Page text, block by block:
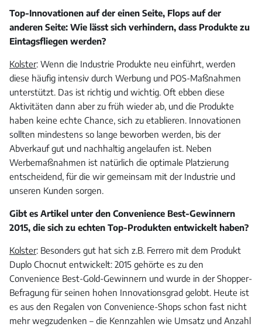
Top-Innovationen auf der einen Seite, Flops auf der
anderen Seite: Wie lässt sich verhindern, dass Produkte zu
Eintagsfliegen werden?
Kolster: Wenn die Industrie Produkte neu einführt, werden
diese häufig intensiv durch Werbung und POS-Maßnahmen
unterstützt. Das ist richtig und wichtig. Oft ebben diese
Aktivitäten dann aber zu früh wieder ab, und die Produkte
haben keine echte Chance, sich zu etablieren. Innovationen
sollten mindestens so lange beworben werden, bis der
Abverkauf gut und nachhaltig angelaufen ist. Neben
Werbemaßnahmen ist natürlich die optimale Platzierung
entscheidend, für die wir gemeinsam mit der Industrie und
unseren Kunden sorgen.
Gibt es Artikel unter den Convenience Best-Gewinnern
2015, die sich zu echten Top-Produkten entwickelt haben?
Kolster: Besonders gut hat sich z.B. Ferrero mit dem Produkt
Duplo Chocnut entwickelt: 2015 gehörte es zu den
Convenience Best-Gold-Gewinnern und wurde in der Shopper-
Befragung für seinen hohen Innovationsgrad gelobt. Heute ist
es aus den Regalen von Convenience-Shops schon fast nicht
mehr wegzudenken – die Kennzahlen wie Umsatz und Anzahl